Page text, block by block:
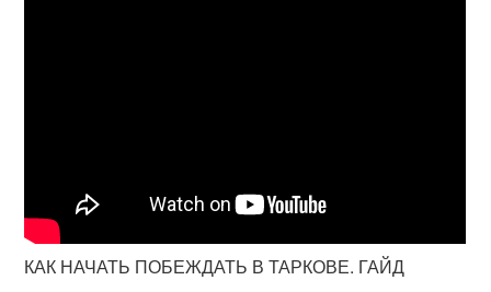
КАК НАЧАТЬ ПОБЕЖДАТЬ В ТАРКОВЕ. ГАЙД